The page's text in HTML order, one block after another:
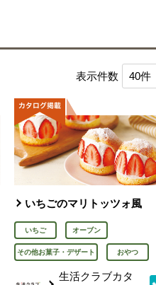
表示件数
いちごのマリトッツォ風
いちご オーブン
その他お菓子・デザート おやつ
生活クラブカタ